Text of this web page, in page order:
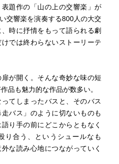
題作の「山の上の交響楽」が
交響楽を演奏する800人の大交
時に抒情をもって語られる劇
では終わらないストーリーテ
が開く。そんな奇妙な味の短
品も魅力的な作品が数多い。
てしまったバスと、そのバス
バス」のように切ないものも
り手の前にどこからともなく
り合う、というシュールなも
な読み心地につながっていく